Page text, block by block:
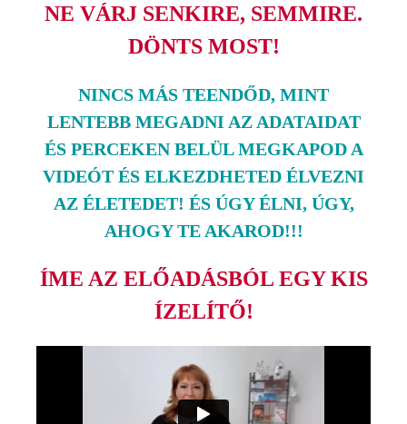
NE VÁRJ SENKIRE, SEMMIRE.
DÖNTS MOST!
NINCS MÁS TEENDŐD, MINT
LENTEBB MEGADNI AZ ADATAIDAT
ÉS PERCEKEN BELÜL MEGKAPOD A
VIDEÓT ÉS ELKEZDHETED ÉLVEZNI
AZ ÉLETEDET! ÉS ÚGY ÉLNI, ÚGY,
AHOGY TE AKAROD!!!
ÍME AZ ELŐADÁSBÓL EGY KIS
ÍZELÍTŐ!